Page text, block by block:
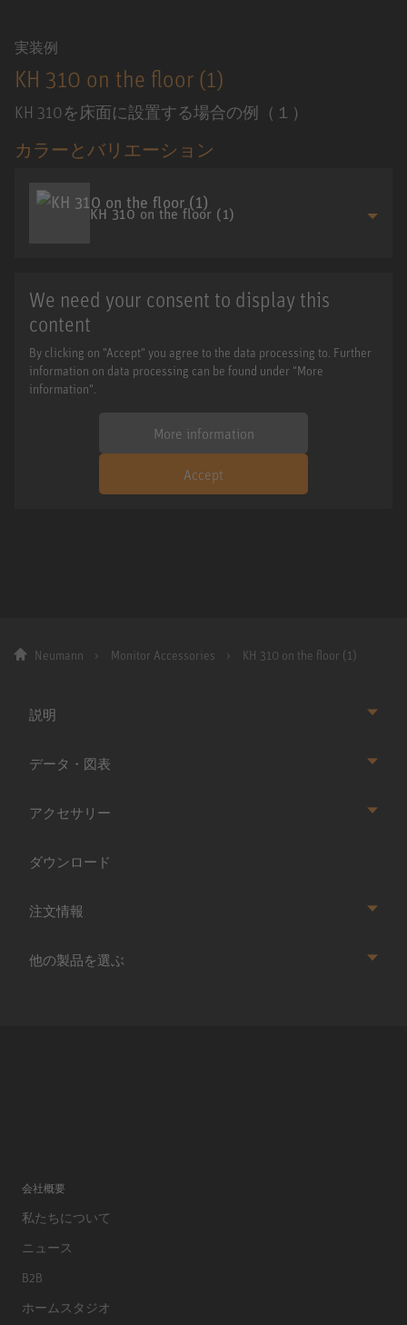
実装例
KH 310 on the floor (1)
KH 310を床面に設置する場合の例（１）
カラーとバリエーション
KH 310 on the floor (1)
We need your consent to display this
content
By clicking on "Accept" you agree to the data processing to. Further
information on data processing can be found under "More
information".
More information
Accept
Neumann Monitor Accessories KH 310 on the floor (1)
説明
データ・図表
アクセサリー
ダウンロード
注文情報
他の製品を選ぶ
会社概要
私たちについて
ニュース
B2B
ホームスタジオ